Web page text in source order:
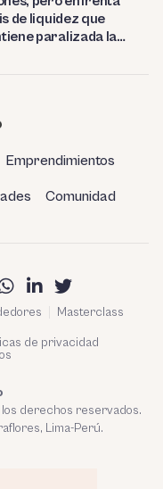
de liquidez que
paralizada la
Emprendimientos
Comunidad
Masterclass
de privacidad
los derechos reservados.
Lima-Perú.